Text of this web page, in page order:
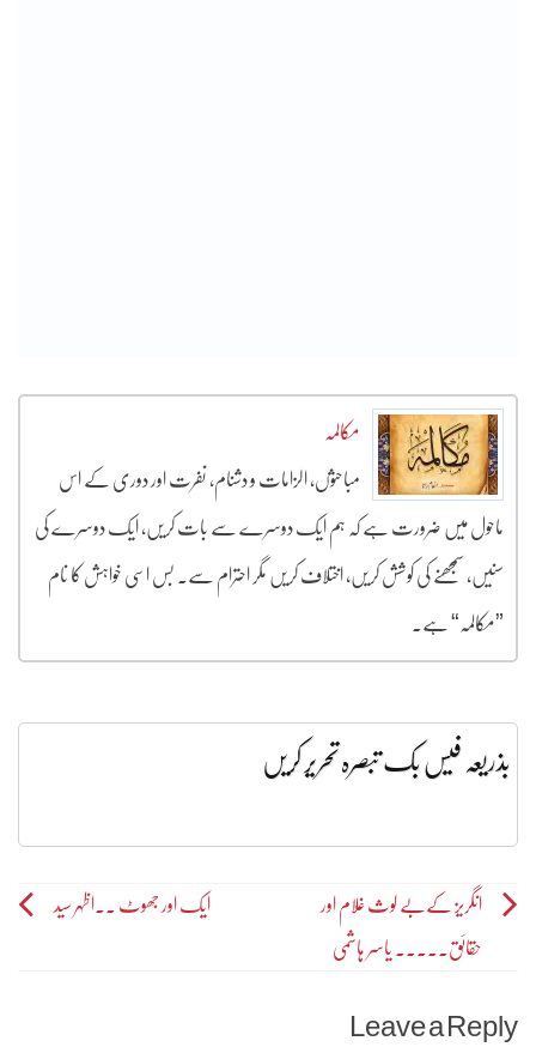
مکالمہ
مباحثوں، الزامات و دشنام، نفرت اور دوری کے اس
ماحول میں ضرورت ہے کہ ہم ایک دوسرے سے بات کریں، ایک دوسرے کی
سنیں، سمجھنے کی کوشش کریں، اختلاف کریں مگر احترام سے۔ بس اسی خواہش کا نام
”مکالمہ“ ہے۔
بذریعہ فیس بک تبصرہ تحریر کریں
Post
navigation
انگریز کےبے لوث غلام اور
حقائق۔۔۔۔۔ یاسر ہاشمی
ایک اور جھوٹ ۔۔اظہر سید
Leave a Reply